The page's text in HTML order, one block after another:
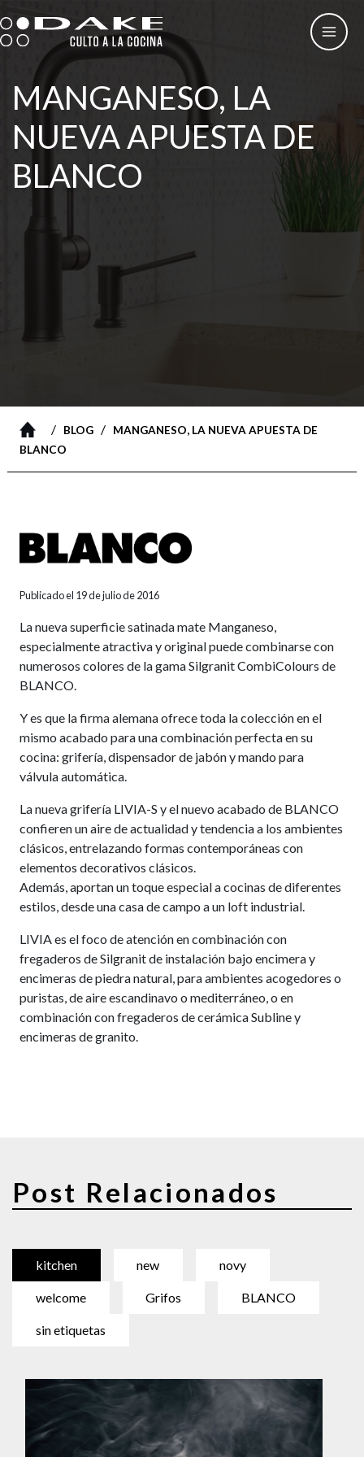
al
contenido
MANGANESO, LA
NUEVA APUESTA DE
BLANCO
/ BLOG/
MANGANESO, LA NUEVA APUESTA DE
BLANCO
Publicado el 19 de julio de 2016
La nueva superficie satinada mate Manganeso,
especialmente atractiva y original puede combinarse con
numerosos colores de la gama Silgranit CombiColours de
BLANCO.
Y es que la firma alemana ofrece toda la colección en el
mismo acabado para una combinación perfecta en su
cocina: grifería, dispensador de jabón y mando para
válvula automática.
La nueva grifería LIVIA-S y el nuevo acabado de BLANCO
confieren un aire de actualidad y tendencia a los ambientes
clásicos, entrelazando formas contemporáneas con
elementos decorativos clásicos.
Además, aportan un toque especial a cocinas de diferentes
estilos, desde una casa de campo a un loft industrial.
LIVIA es el foco de atención en combinación con
fregaderos de Silgranit de instalación bajo encimera y
encimeras de piedra natural, para ambientes acogedores o
puristas, de aire escandinavo o mediterráneo, o en
combinación con fregaderos de cerámica Subline y
encimeras de granito.
Post Relacionados
kitchen new novy
welcome Grifos BLANCO
sin etiquetas